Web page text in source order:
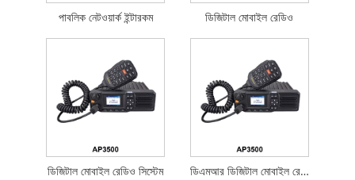
পাবলিক নেটওয়ার্ক ইন্টারকম ডিজিটাল মোবাইল রেডিও
ডিজিটাল মোবাইল রেডিও সিস্টেম ডিএমআর ডিজিটাল মোবাইল রেডিও